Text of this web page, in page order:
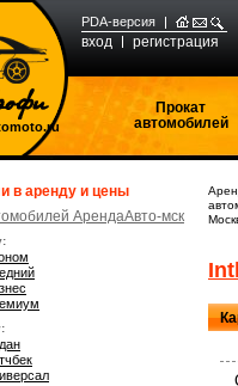
PDA-версия
вход регистрация
Прокат
автомобилей
в аренду и цены
АрендаАвто-мск